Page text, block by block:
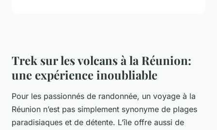
Trek sur les volcans à la Réunion:
une expérience inoubliable
Pour les passionnés de randonnée, un voyage à la
Réunion n’est pas simplement synonyme de plages
paradisiaques et de détente. L’île offre aussi de